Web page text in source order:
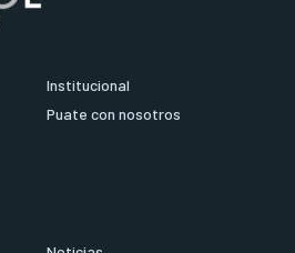
Institucional
Puate con nosotros